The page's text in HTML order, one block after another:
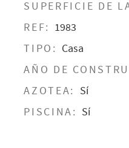
SUPERFICIE DE
REF:
1983
TIPO: Casa
AÑO DE
AZOTEA:
Sí
PISCINA: Sí